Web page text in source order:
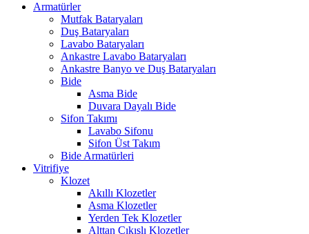
Armatürler
Mutfak Bataryaları
Duş Bataryaları
Lavabo Bataryaları
Ankastre Lavabo Bataryaları
Ankastre Banyo ve Duş Bataryaları
Bide
Asma Bide
Duvara Dayalı Bide
Sifon Takımı
Lavabo Sifonu
Sifon Üst Takım
Bide Armatürleri
Vitrifiye
Klozet
Akıllı Klozetler
Asma Klozetler
Yerden Tek Klozetler
Alttan Çıkışlı Klozetler